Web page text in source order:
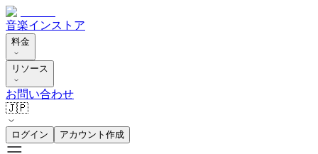
音楽インストア
料金
リソース
お問い合わせ
🇯🇵
ログイン アカウント作成